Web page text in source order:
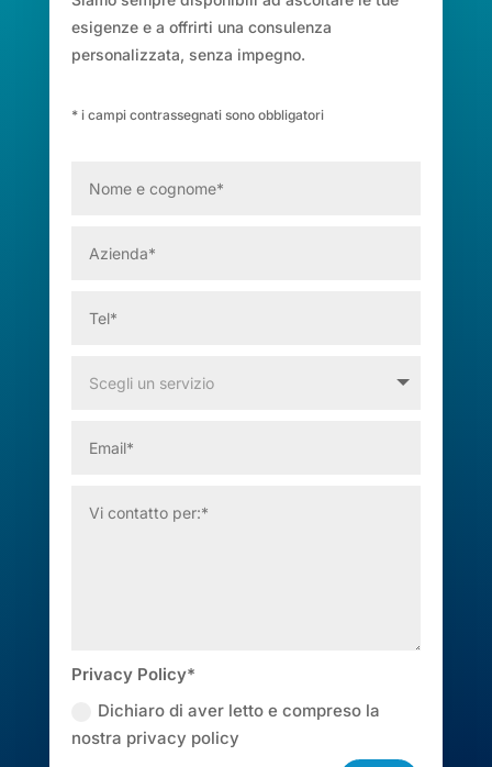
esigenze e a offrirti una consulenza
personalizzata, senza impegno.
* i campi contrassegnati sono obbligatori
Privacy Policy*
Dichiaro di aver letto e compreso la
nostra privacy policy